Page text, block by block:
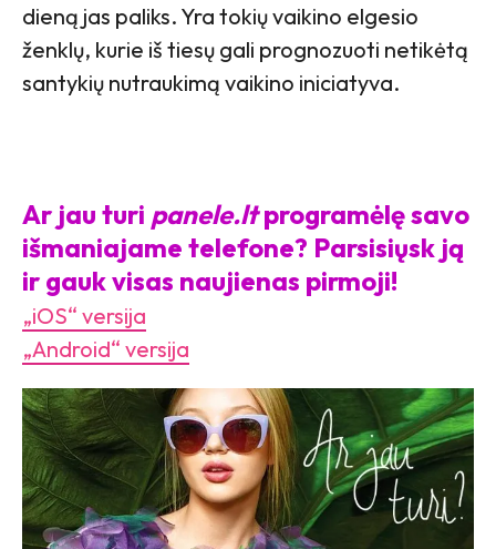
dieną jas paliks. Yra tokių vaikino elgesio
ženklų, kurie iš tiesų gali prognozuoti netikėtą
santykių nutraukimą vaikino iniciatyva.
Ar jau turi panele.ltprogramėlę savo
išmaniajame telefone? Parsisiųsk ją
ir gauk visas naujienas pirmoji!
„iOS“ versija
„Android“ versija